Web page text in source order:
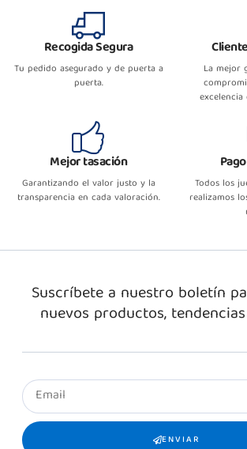
Recogida Segura
Tu pedido asegurado y de puerta a
puerta.
La mejor
Mejor tasación
Garantizando el valor justo y la
transparencia en cada valoración.
Todos los
realizamos
Suscríbete a nuestro boletín
nuevos productos,
ENVIAR